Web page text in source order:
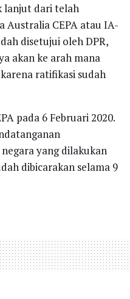
lanjut dari telah
Australia CEPA atau IA-
disetujui oleh DPR,
akan ke arah mana
ratifikasi sudah
pada 6 Februari 2020.
yang dilakukan
dibicarakan selama 9